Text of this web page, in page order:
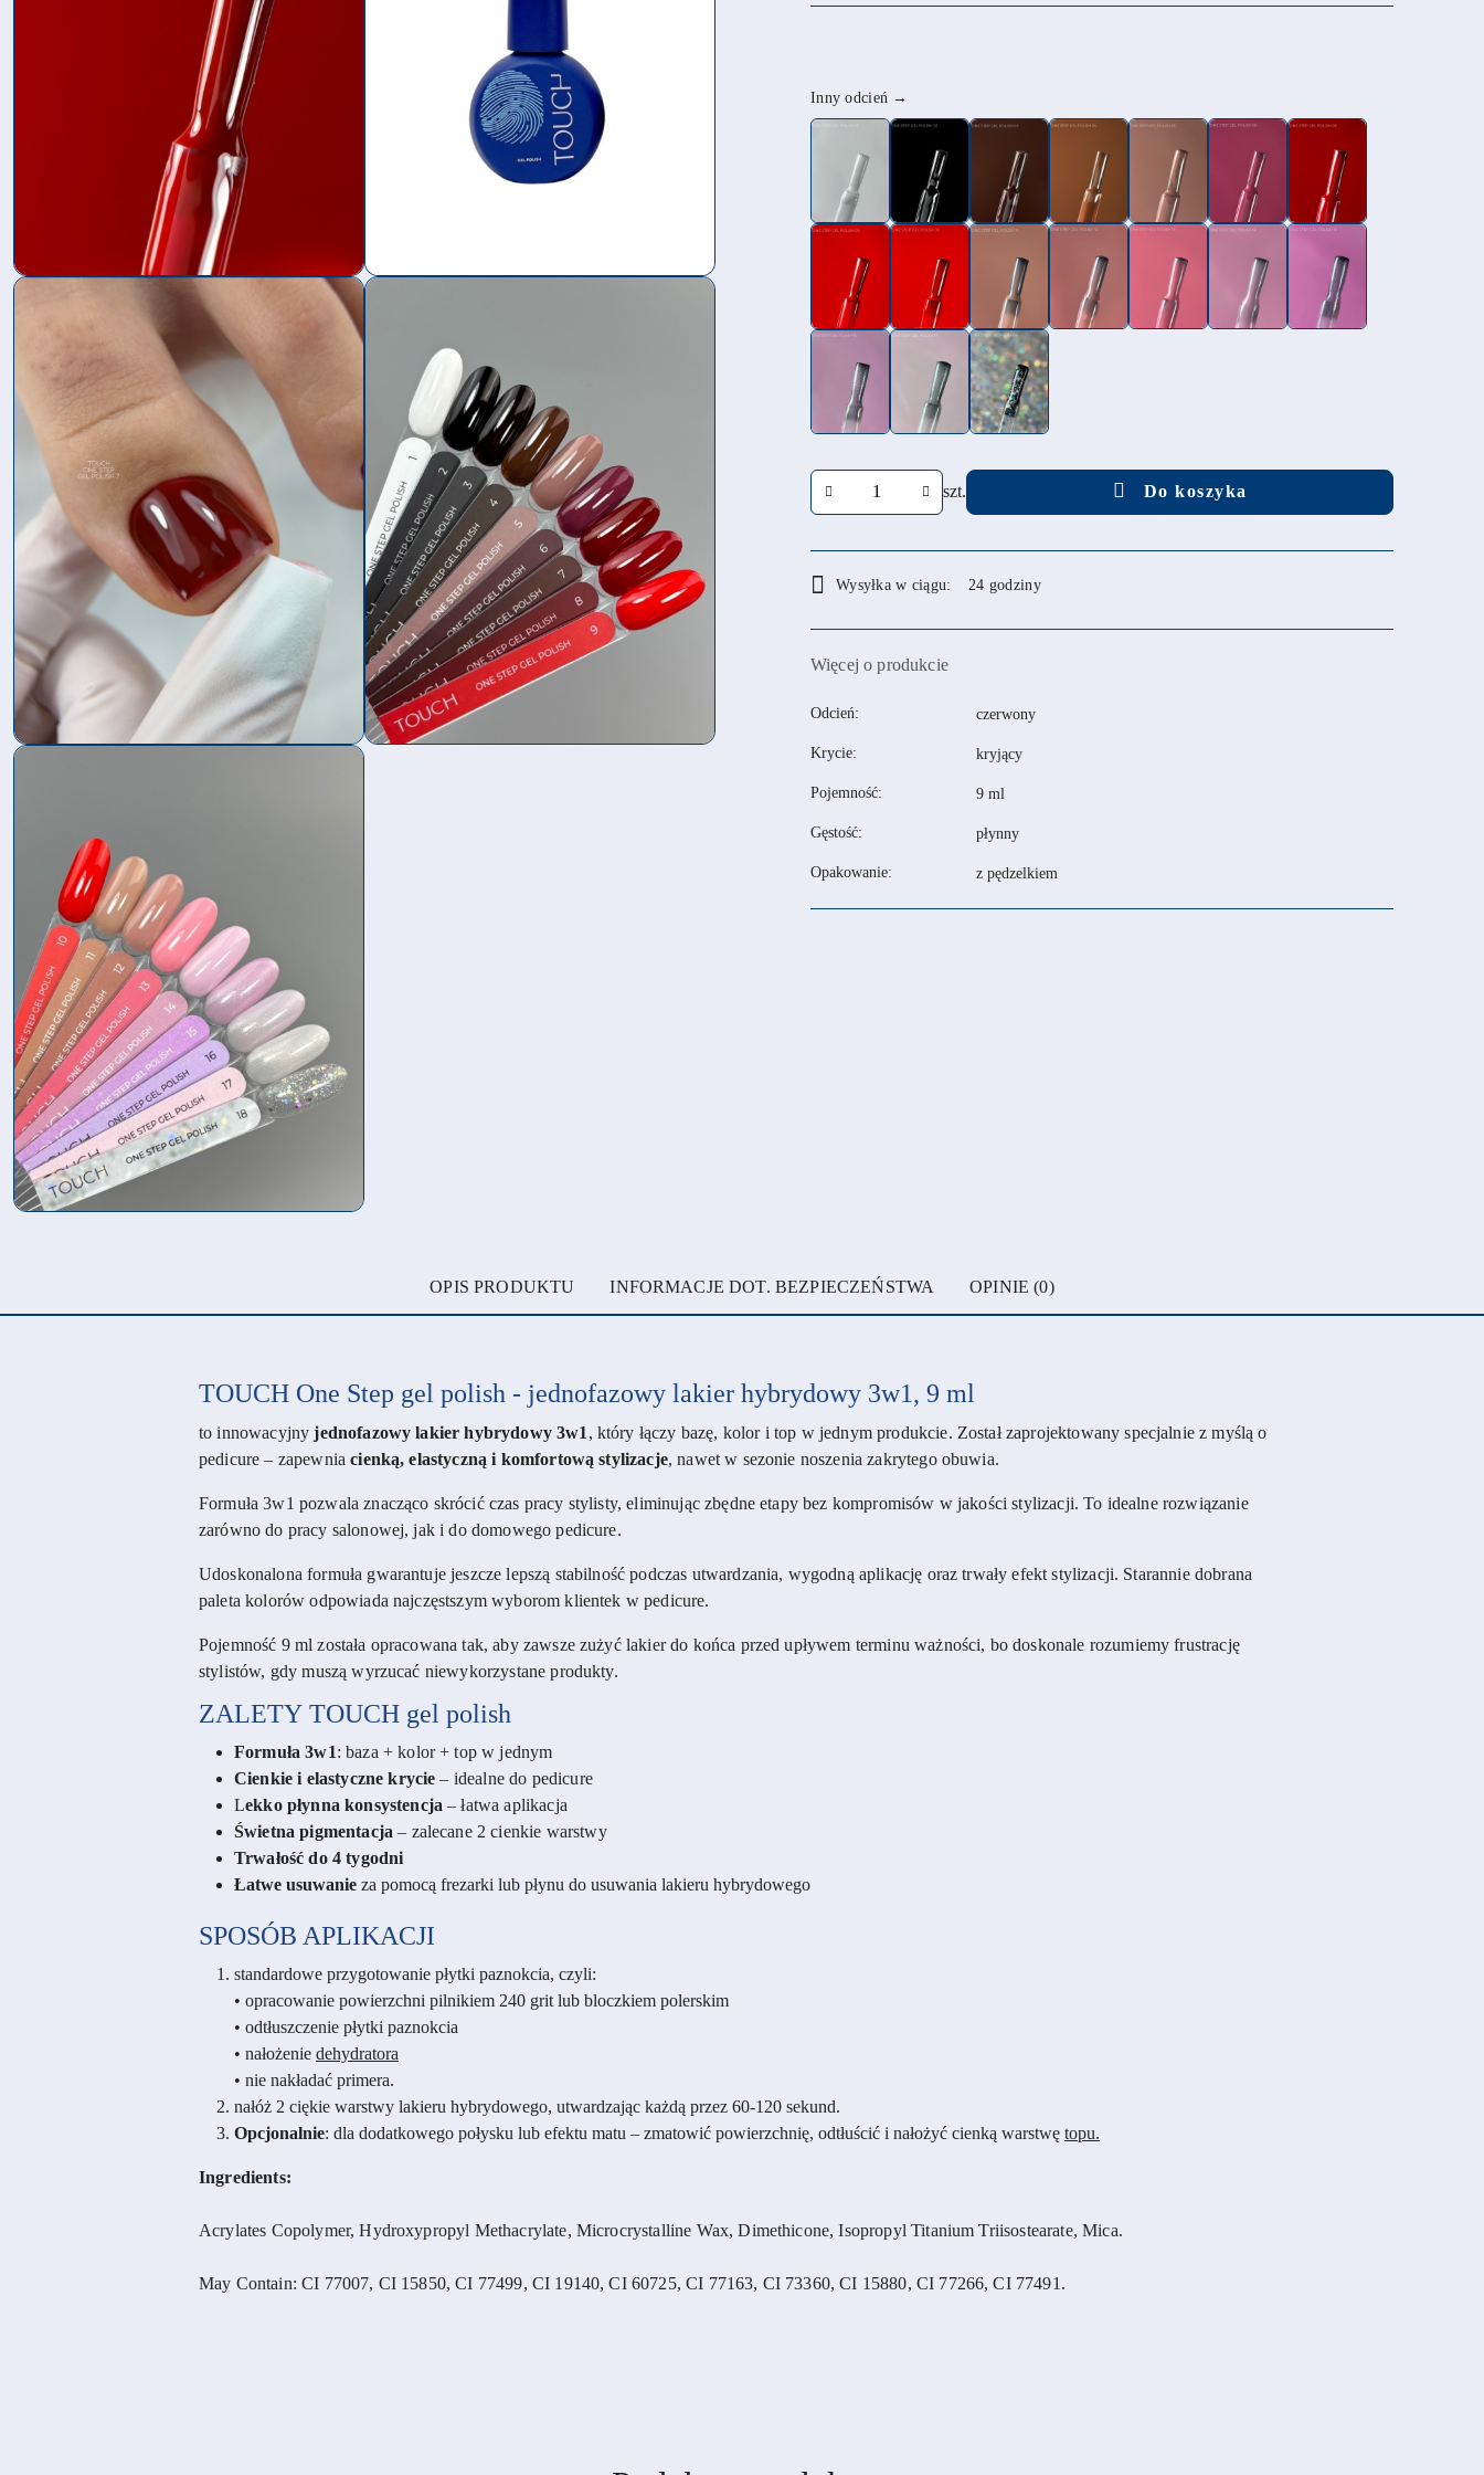
Wariant
Inny odcień →
szt. Do koszyka
Dostępność
i
dostawa
Wysyłka w ciągu: 24 godziny
Więcej o produkcie
Odcień: czerwony
Krycie: kryjący
Pojemność: 9 ml
Gęstość: płynny
Opakowanie: z pędzelkiem
OPIS PRODUKTU INFORMACJE DOT. BEZPIECZEŃSTWA OPINIE (0)
TOUCH One Step gel polish - jednofazowy lakier hybrydowy 3w1, 9 ml
to innowacyjnyjednofazowy lakier hybrydowy 3w1 , który łączy bazę, kolor i top w jednym produkcie. Został zaprojektowany specjalnie z myślą o
pedicure – zapewniacienką, elastyczną i komfortową stylizacje, nawet w sezonie noszenia zakrytego obuwia.
Formuła 3w1 pozwala znacząco skrócić czas pracy stylisty, eliminując zbędne etapy bez kompromisów w jakości stylizacji. To idealne rozwiązanie
zarówno do pracy salonowej, jak i do domowego pedicure.
Udoskonalona formuła gwarantuje jeszcze lepszą stabilność podczas utwardzania, wygodną aplikację oraz trwały efekt stylizacji. Starannie dobrana
paleta kolorów odpowiada najczęstszym wyborom klientek w pedicure.
Pojemność 9 ml została opracowana tak, aby zawsze zużyć lakier do końca przed upływem terminu ważności, bo doskonale rozumiemy frustrację
stylistów, gdy muszą wyrzucać niewykorzystane produkty.
ZALETY TOUCH gel polish
Formuła 3w1: baza + kolor + top w jednym
Cienkie i elastyczne krycie – idealne do pedicure
Lekko płynna konsystencja – łatwa aplikacja
Świetna pigmentacja – zalecane 2 cienkie warstwy
Trwałość do 4 tygodni
Łatwe usuwanie za pomocą frezarki lub płynu do usuwania lakieru hybrydowego
SPOSÓB APLIKACJI
standardowe przygotowanie płytki paznokcia, czyli:
• opracowanie powierzchni pilnikiem 240 grit lub bloczkiem polerskim
• odtłuszczenie płytki paznokcia
• nałożenie dehydratora
• nie nakładać primera.
nałóż 2 ciękie warstwy lakieru hybrydowego, utwardzając każdą przez 60-120 sekund.
Opcjonalnie: dla dodatkowego połysku lub efektu matu – zmatowić powierzchnię, odtłuścić i nałożyć cienką warstwę topu.
Ingredients:
Acrylates Copolymer, Hydroxypropyl Methacrylate, Microcrystalline Wax, Dimethicone, Isopropyl Titanium Triisostearate, Mica.
May Contain: CI 77007, CI 15850, CI 77499, CI 19140, CI 60725, CI 77163, CI 73360, CI 15880, CI 77266, CI 77491.